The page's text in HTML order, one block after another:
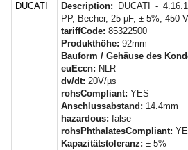
DUCATI Description: DUCATI -
PP, Becher, 25 µF, ± 5%, 450 V
tariffCode: 85322500
Produkthöhe: 92mm
Bauform / Gehäuse des
euEccn: NLR
dv/dt: 20V/µs
rohsCompliant: YES
Anschlussabstand: 14.4mm
hazardous: false
rohsPhthalatesCompliant:
Kapazitätstoleranz: ± 5%